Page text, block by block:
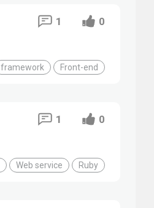
framework Front-end
1 0
Web service Ruby
1 0